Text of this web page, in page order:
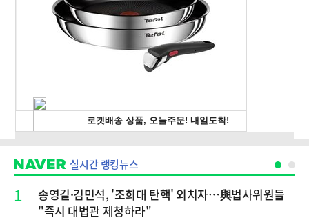
실시간 랭킹뉴스
1
송영길·김민석, '조희대 탄핵' 외치자…與법사위원들
"즉시 대법관 제청하라"